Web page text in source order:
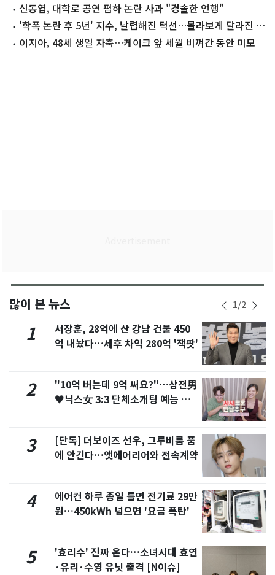
신동엽, 대학로 공연 폄하 논란 사과 "경솔한 언행"
'학폭 논란 후 5년' 지수, 날렵해진 턱선…몰라보게 달라진 근
황 이지아, 48세 생일 자축…케이크 앞 세월 비껴간 동안 미모
많이 본 뉴스 1/2
1
서장훈, 28억에 산 강남 건물 450
억 내놨다…세후 차익 280억 '잭팟'
2
"10억 버는데 9억 써요?"…삼전男
♥닉스女 3:3 단체소개팅 예능 화
3
[단독] 더보이즈 선우, 그루비룸 품
에 안긴다…앳에어리어와 전속계약
4
에어컨 하루 종일 틀면 전기료 29만
원…450kWh 넘으면 '요금 폭탄'
5
'효리수' 진짜 온다…소녀시대 효연
·유리·수영 유닛 출격 [N이슈]